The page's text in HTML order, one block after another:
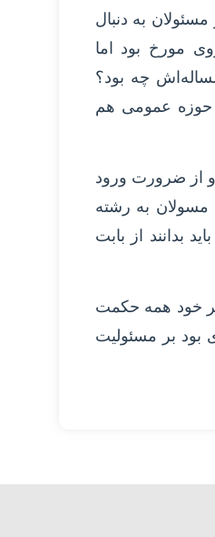
به دنبال
مورخ بود اما
چه بود؟
حوزه عمومی هم
و از ضرورت ورود
به رشته
بدانند از بابت
خود همه حکمت
بود بر مسئولیت